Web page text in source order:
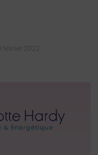
9 février 2022